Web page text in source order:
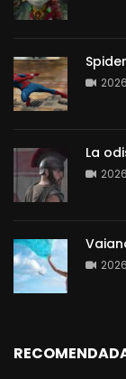
2026
La
2026
2026